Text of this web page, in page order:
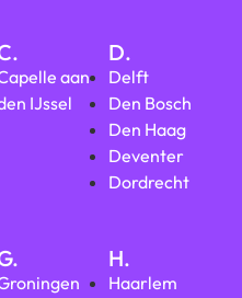
aan
IJssel
D.
Delft
Den Bosch
Den Haag
Deventer
Dordrecht
H.
Haarlem